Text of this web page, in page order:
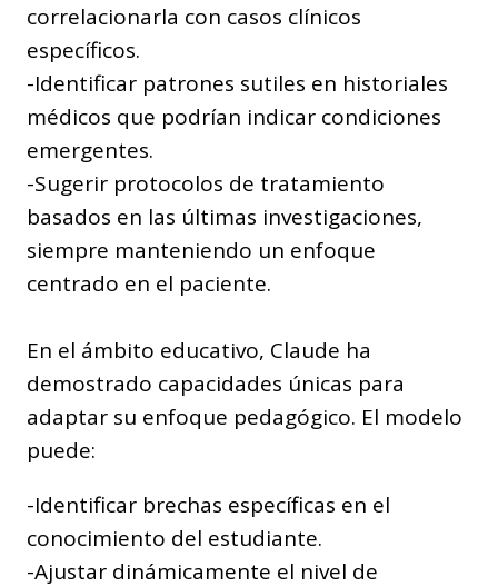
correlacionarla con casos clínicos
específicos.
-Identificar patrones sutiles en historiales
médicos que podrían indicar condiciones
emergentes.
-Sugerir protocolos de tratamiento
basados en las últimas investigaciones,
siempre manteniendo un enfoque
centrado en el paciente.
En el ámbito educativo, Claude ha
demostrado capacidades únicas para
adaptar su enfoque pedagógico. El modelo
puede:
-Identificar brechas específicas en el
conocimiento del estudiante.
-Ajustar dinámicamente el nivel de